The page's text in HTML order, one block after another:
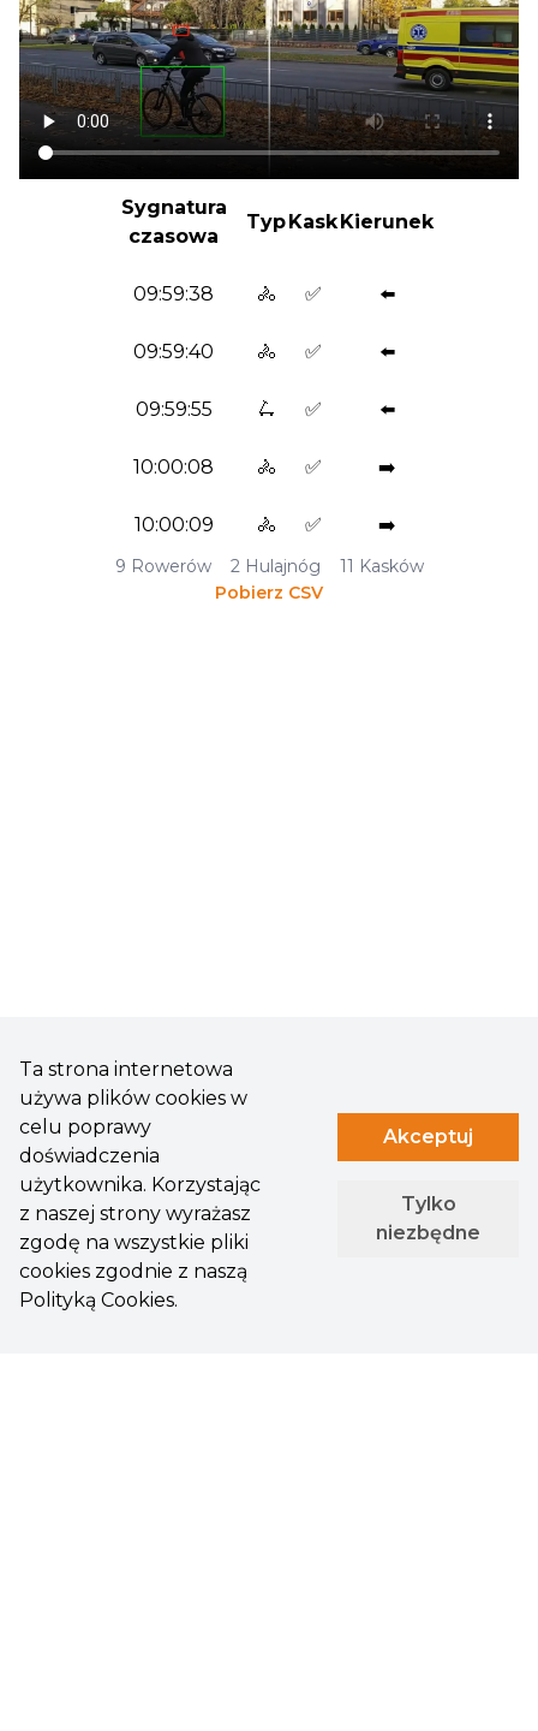
Sygnatura
czasowa
TypKaskKierunek
09:59:38 🚴 ✅ ⬅️
09:59:40 🚴 ✅ ⬅️
09:59:55 🛴 ✅ ⬅️
10:00:08 🚴 ✅ ➡️
10:00:09 🚴 ✅ ➡️
9 Rowerów 2 Hulajnóg 11 Kasków
Pobierz CSV
Ta strona internetowa
używa plików cookies w
celu poprawy
doświadczenia
użytkownika. Korzystając
z naszej strony wyrażasz
zgodę na wszystkie pliki
cookies zgodnie z naszą
Polityką Cookies.
Akceptuj
Tylko
niezbędne